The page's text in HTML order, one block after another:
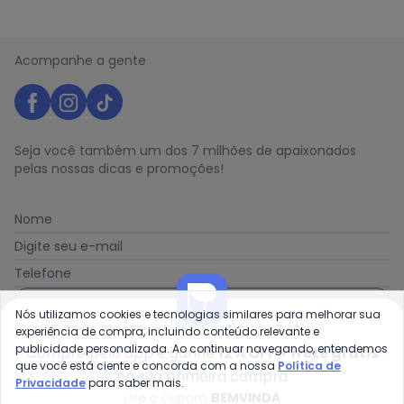
Acompanhe a gente
Seja você também um dos 7 milhões de apaixonados
pelas nossas dicas e promoções!
Nome
Digite seu e-mail
Telefone
Receber novidades
Ao enviar o cadastro, você concorda com a nossa Política
de Privacidade
Compre pelo app e ganhe12% OFF + frete grátis
na sua primeira compra
Nós utilizamos cookies e tecnologias similares para melhorar sua
experiência de compra, incluindo conteúdo relevante e
publicidade personalizada. Ao continuar navegando, entendemos
que você está ciente e concorda com a nossa Política de
Privacidadepara saber mais.